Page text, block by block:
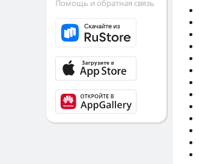
Помощь и обратная связь